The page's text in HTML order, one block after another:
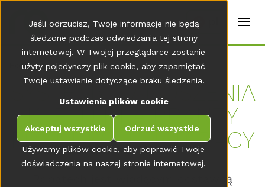
Używamy plików cookie, aby poprawić Twoje
doświadczenia na naszej stronie internetowej.
Jeśli odrzucisz, Twoje informacje nie będą
śledzone podczas odwiedzania tej strony
internetowej. W Twojej przeglądarce zostanie
użyty pojedynczy plik cookie, aby zapamiętać
Twoje ustawienie dotyczące braku śledzenia.
Ustawienia plików cookie
Akceptuj wszystkie Odrzuć wszystkie
t
r
s
E
n
g
Home
SYS­TE­MY NA­NO­SZE­NIA
KLE­JU DLA BRANŻY
PRO­DUK­C­JI MA­TER­A­CY
Robatech jest wiodącym dostawcą